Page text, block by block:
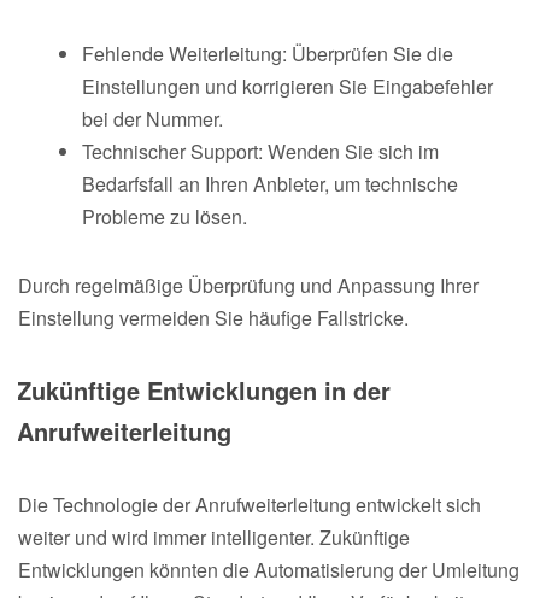
Fehlende Weiterleitung: Überprüfen Sie die
Einstellungen und korrigieren Sie Eingabefehler
bei der Nummer.
Technischer Support: Wenden Sie sich im
Bedarfsfall an Ihren Anbieter, um technische
Probleme zu lösen.
Durch regelmäßige Überprüfung und Anpassung Ihrer
Einstellung vermeiden Sie häufige Fallstricke.
Zukünftige Entwicklungen in der
Anrufweiterleitung
Die Technologie der Anrufweiterleitung entwickelt sich
weiter und wird immer intelligenter. Zukünftige
Entwicklungen könnten die Automatisierung der Umleitung